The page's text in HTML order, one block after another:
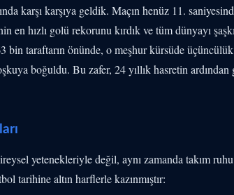
karşı karşıya geldik. Maçın henüz 11.
en hızlı golü rekorunu kırdık ve tüm dünyayı
bin taraftarın önünde, o meşhur kürsüde üçüncülük
boğuldu. Bu zafer, 24 yıllık hasretin
yetenekleriyle değil, aynı zamanda takım
tarihine altın harflerle kazınmıştır: